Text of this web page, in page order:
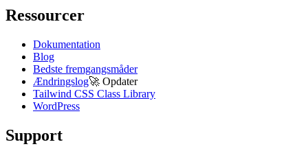
Ressourcer
Dokumentation
Blog
Bedste fremgangsmåder
Ændringslog🚀 Opdater
Tailwind CSS Class Library
WordPress
Support